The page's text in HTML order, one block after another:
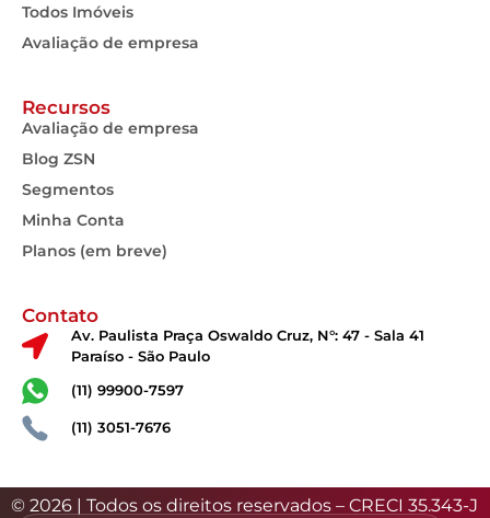
Todos Imóveis
Avaliação de empresa
Recursos
Avaliação de empresa
Blog ZSN
Segmentos
Minha Conta
Planos (em breve)
Contato
Av. Paulista Praça Oswaldo Cruz, N°: 47 - Sala 41
Paraíso - São Paulo
(11) 99900-7597
(11) 3051-7676
© 2026 | Todos os direitos reservados – CRECI 35.343-J